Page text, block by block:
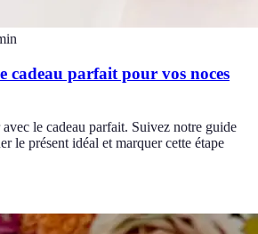
cadeau parfait pour vos noces
le cadeau parfait. Suivez notre guide
le présent idéal et marquer cette étape